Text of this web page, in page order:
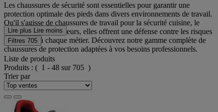
Les chaussures de sécurité sont essentielles pour garantir une
protection optimale des pieds dans divers environnements de travail.
Qu'il s'agisse de chaussures de travail pour la sécurité cuisine, le
BTP ou d'autres secteurs, elles offrent une défense contre les risques
spécifiques à chaque métier. Découvrez notre gamme complète de
chaussures de protection adaptées à vos besoins professionnels.
Lire plus Lire moins
Filtres 705
Liste de produits
Produits : ( 1 - 48 sur 705 )
Trier par